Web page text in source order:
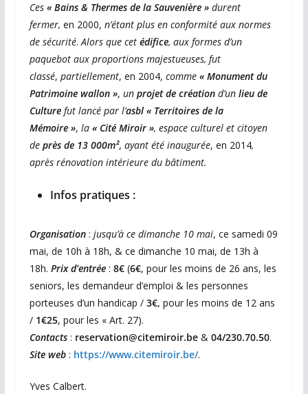
Ces « Bains & Thermes de la Sauvenière »durent
fermer, en 2000, n’étant plus en conformité aux normes
de sécurité.Alors que cet édifice, aux formes d’un
paquebot aux proportions majestueuses, fut
classé, partiellement, en 2004, comme « Monument du
Patrimoine wallon », un projet de créationd’unlieu de
Culture fut lancé par l’asbl « Territoires de la
Mémoire », la « Cité Miroir », espace culturel et citoyen
deprès de 13 000m², ayant été inaugurée, en 2014,
après rénovation intérieure du bâtiment.
Infos pratiques :
Organisation: jusqu’à ce dimanche 10 mai, ce samedi 09
mai, de 10h à 18h, & ce dimanche 10 mai, de 13h à
18h. Prix d’entrée : 8€(6€, pour les moins de 26 ans, les
seniors, les demandeur d’emploi & les personnes
porteuses d’un handicap / 3€, pour les moins de 12 ans
/ 1€25, pour les « Art. 27).
Contacts: reservation@citemiroir.be& 04/230.70.50.
Site web : https://www.citemiroir.be/.
Yves Calbert.